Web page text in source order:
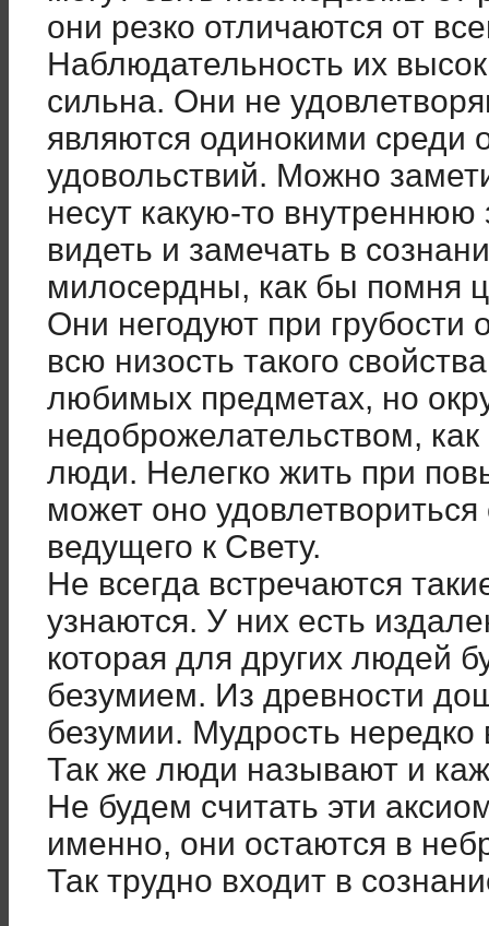
они резко отличаются от
Наблюдательность их
сильна. Они не
являются одинокими среди
удовольствий. Можно
несут какую-то внутреннюю
видеть и замечать в
милосердны, как бы помня
Они негодуют при
всю низость такого
любимых предметах, но
недоброжелательством,
люди. Нелегко жить при
может оно
ведущего к Свету.
Не всегда встречаются
узнаются. У них есть
которая для других людей
безумием. Из древности
безумии. Мудрость нередко
Так же люди называют и
Не будем считать эти
именно, они остаются в
Так трудно входит в